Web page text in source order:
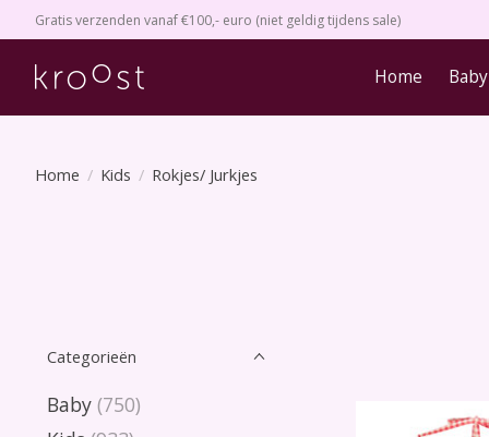
Gratis verzenden vanaf €100,- euro (niet geldig tijdens sale)
Home Baby
Home / Kids / Rokjes/ Jurkjes
Categorieën
Baby (750)